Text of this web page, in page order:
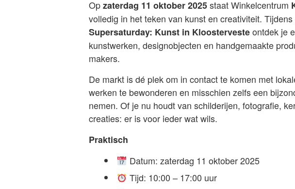
Opzaterdag 11 oktober 2025staat Winkelcentrum
volledig in het teken van kunst en creativiteit.
Supersaturday: Kunst in Kloostervesteontdek je
kunstwerken, designobjecten en handgemaakte
makers.
De markt is dé plek om in contact te komen met
werken te bewonderen en misschien zelfs een
nemen. Of je nu houdt van schilderijen, fotografie,
creaties: er is voor ieder wat wils.
Praktisch
Datum: zaterdag 11 oktober 2025
Tijd: 10:00 – 17:00 uur